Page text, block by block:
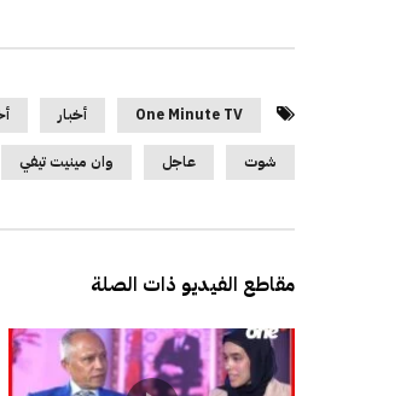
One Minute TV أخبار
شوت عاجل وان مينيت تيفي
مقاطع الفيديو ذات الصلة